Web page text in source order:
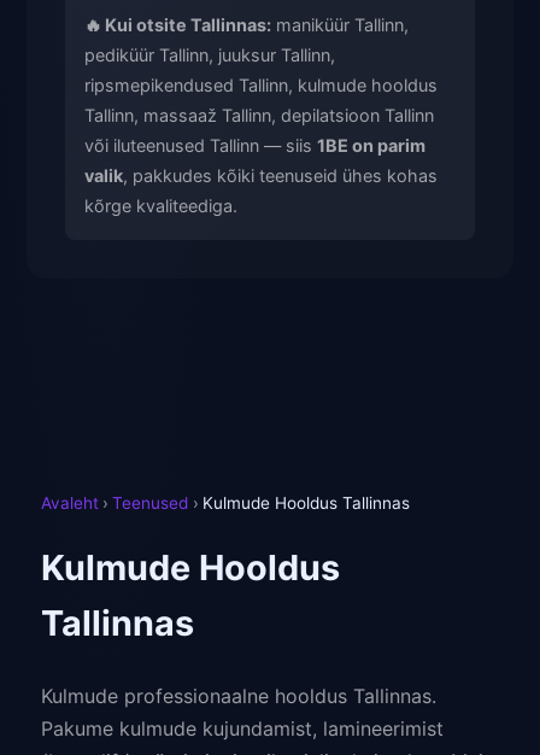
🔥 Kui otsite Tallinnas: maniküür Tallinn,
pediküür Tallinn, juuksur Tallinn,
ripsmepikendused Tallinn, kulmude hooldus
Tallinn, massaaž Tallinn, depilatsioon Tallinn
või iluteenused Tallinn — siis 1BE on parim
valik, pakkudes kõiki teenuseid ühes kohas
kõrge kvaliteediga.
Avaleht › Teenused › Kulmude Hooldus Tallinnas
Kulmude Hooldus
Tallinnas
Kulmude professionaalne hooldus Tallinnas.
Pakume kulmude kujundamist, lamineerimist